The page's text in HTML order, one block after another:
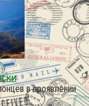
в проявлении